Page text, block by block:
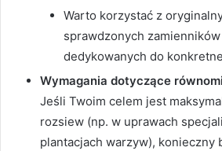
Warto korzystać z
sprawdzonych
dedykowanych do
Wymagania dotyczące
Jeśli Twoim celem jest
rozsiew (np. w uprawach
plantacjach warzyw), konieczny